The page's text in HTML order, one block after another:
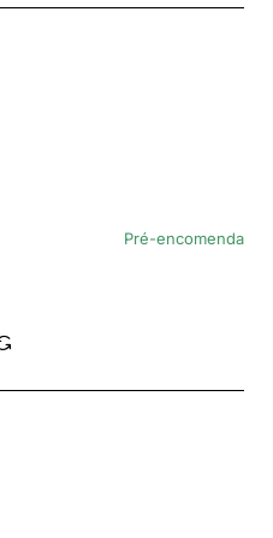
Pré-encomenda